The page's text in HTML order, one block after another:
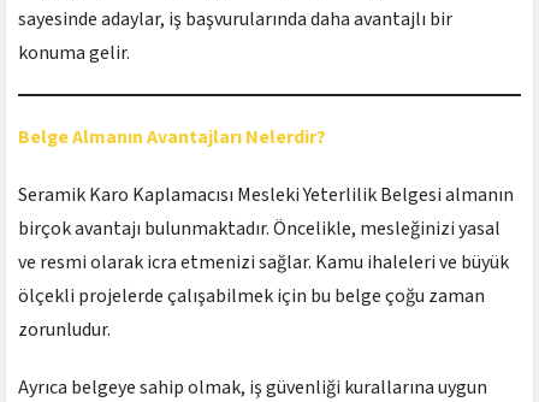
sayesinde adaylar, iş başvurularında daha avantajlı bir
konuma gelir.
Belge Almanın Avantajları Nelerdir?
Seramik Karo Kaplamacısı Mesleki Yeterlilik Belgesi almanın
birçok avantajı bulunmaktadır. Öncelikle, mesleğinizi yasal
ve resmi olarak icra etmenizi sağlar. Kamu ihaleleri ve büyük
ölçekli projelerde çalışabilmek için bu belge çoğu zaman
zorunludur.
Ayrıca belgeye sahip olmak, iş güvenliği kurallarına uygun